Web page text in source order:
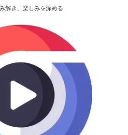
解き、楽しみを深める